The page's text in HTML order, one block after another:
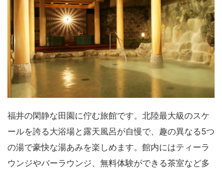
福井の閑静な田園に佇む旅館です。北陸最大級のスケ
ールを誇る大浴場と露天風呂が自慢で、趣の異なる5つ
の湯で豪快な湯あみを楽しめます。館内にはティーラ
ウンジやバーラウンジ、無料体験ができる茶室など多